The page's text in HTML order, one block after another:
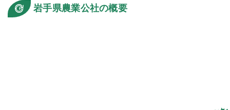
岩手県農業公社の概要